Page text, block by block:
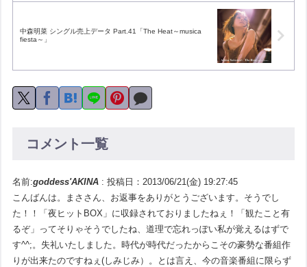
中森明菜 シングル売上データ Part.41「The Heat～musica
fiesta～」
コメント一覧
名前:goddess'AKINA : 投稿日：2013/06/21(金) 19:27:45
こんばんは。まささん、お返事をありがとうございます。そうでし
た！！「夜ヒットBOX」に収録されておりましたねぇ！「観たこと有
るぞ」ってそりゃそうでしたね、道理で忘れっぽい私が覚えるはずで
す^^;。失礼いたしました。時代が時代だったからこその豪勢な番組作
りが出来たのですねぇ(しみじみ）。とは言え、今の音楽番組に限らず